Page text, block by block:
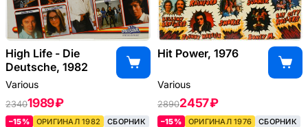
High Life - Die
Deutsche, 1982
Various
23401989 ₽
–15% ОРИГИНАЛ 1982 СБОРНИК
Hit Power, 1976
Various
28902457 ₽
–15% ОРИГИНАЛ 1976 СБОРНИК